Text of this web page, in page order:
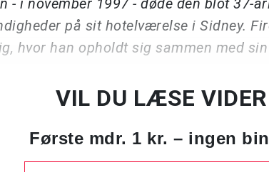
på sit hotelværelse i Sidney.
hvor han opholdt sig sammen med
VIL DU LÆSE
Første mdr. 1 kr. – ingen